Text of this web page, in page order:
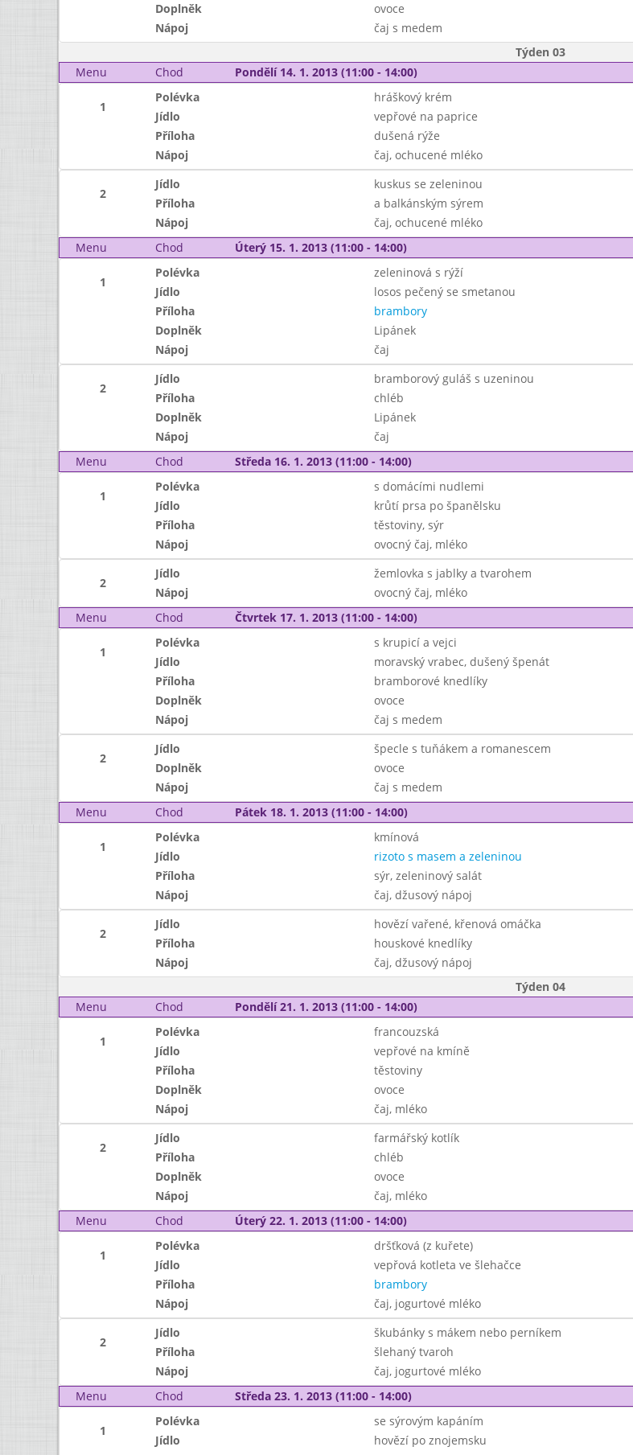
Doplněk
ovoce
Nápoj
čaj s medem
Týden 03
Menu
Chod Pondělí 14. 1. 2013 (11:00 - 14:00)
1
Polévka
hráškový krém
Jídlo
vepřové na paprice
Příloha
dušená rýže
Nápoj
čaj, ochucené mléko
2
Jídlo
kuskus se zeleninou
Příloha
a balkánským sýrem
Nápoj
čaj, ochucené mléko
Menu
Chod Úterý 15. 1. 2013 (11:00 - 14:00)
1
Polévka
zeleninová s rýží
Jídlo
losos pečený se smetanou
Příloha
brambory
Doplněk
Lipánek
Nápoj
čaj
2
Jídlo
bramborový guláš s uzeninou
Příloha
chléb
Doplněk
Lipánek
Nápoj
čaj
Menu
Chod Středa 16. 1. 2013 (11:00 - 14:00)
1
Polévka
s domácími nudlemi
Jídlo
krůtí prsa po španělsku
Příloha
těstoviny, sýr
Nápoj
ovocný čaj, mléko
2
Jídlo
žemlovka s jablky a tvarohem
Nápoj
ovocný čaj, mléko
Menu
Chod Čtvrtek 17. 1. 2013 (11:00 - 14:00)
1
Polévka
s krupicí a vejci
Jídlo
moravský vrabec, dušený špenát
Příloha
bramborové knedlíky
Doplněk
ovoce
Nápoj
čaj s medem
2
Jídlo
špecle s tuňákem a romanescem
Doplněk
ovoce
Nápoj
čaj s medem
Menu
Chod Pátek 18. 1. 2013 (11:00 - 14:00)
1
Polévka
kmínová
Jídlo
rizoto s masem a zeleninou
Příloha
sýr, zeleninový salát
Nápoj
čaj, džusový nápoj
2
Jídlo
hovězí vařené, křenová omáčka
Příloha
houskové knedlíky
Nápoj
čaj, džusový nápoj
Týden 04
Menu
Chod Pondělí 21. 1. 2013 (11:00 - 14:00)
1
Polévka
francouzská
Jídlo
vepřové na kmíně
Příloha
těstoviny
Doplněk
ovoce
Nápoj
čaj, mléko
2
Jídlo
farmářský kotlík
Příloha
chléb
Doplněk
ovoce
Nápoj
čaj, mléko
Menu
Chod Úterý 22. 1. 2013 (11:00 - 14:00)
1
Polévka
dršťková (z kuřete)
Jídlo
vepřová kotleta ve šlehačce
Příloha
brambory
Nápoj
čaj, jogurtové mléko
2
Jídlo
škubánky s mákem nebo perníkem
Příloha
šlehaný tvaroh
Nápoj
čaj, jogurtové mléko
Menu
Chod Středa 23. 1. 2013 (11:00 - 14:00)
1
Polévka
se sýrovým kapáním
Jídlo
hovězí po znojemsku